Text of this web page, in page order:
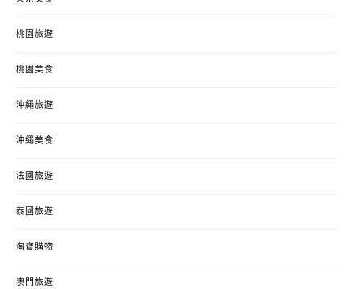
桃園旅遊
桃園美食
沖繩旅遊
沖繩美食
法國旅遊
泰國旅遊
淘寶購物
澳門旅遊